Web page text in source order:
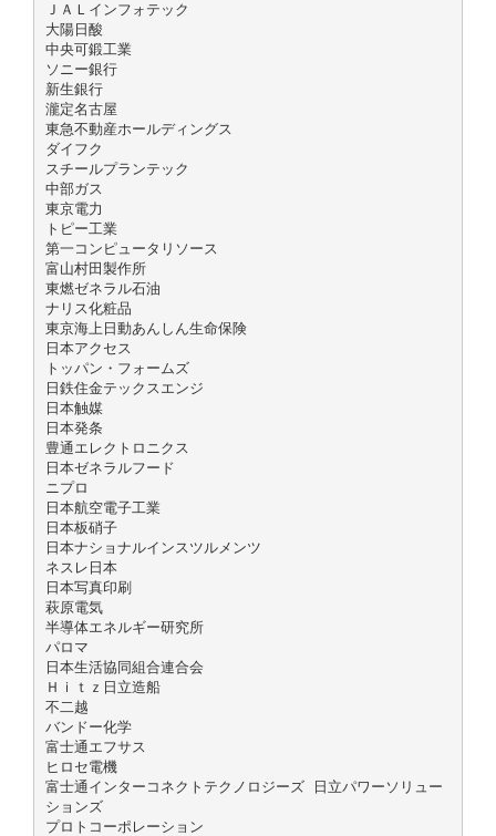
ＪＡＬインフォテック
大陽日酸
中央可鍛工業
ソニー銀行
新生銀行
瀧定名古屋
東急不動産ホールディングス
ダイフク
スチールプランテック
中部ガス
東京電力
トピー工業
第一コンピュータリソース
富山村田製作所
東燃ゼネラル石油
ナリス化粧品
東京海上日動あんしん生命保険
日本アクセス
トッパン・フォームズ
日鉄住金テックスエンジ
日本触媒
日本発条
豊通エレクトロニクス
日本ゼネラルフード
ニプロ
日本航空電子工業
日本板硝子
日本ナショナルインスツルメンツ
ネスレ日本
日本写真印刷
萩原電気
半導体エネルギー研究所
パロマ
日本生活協同組合連合会
Ｈｉｔｚ日立造船
不二越
バンドー化学
富士通エフサス
ヒロセ電機
富士通インターコネクトテクノロジーズ 日立パワーソリュー
ションズ
プロトコーポレーション